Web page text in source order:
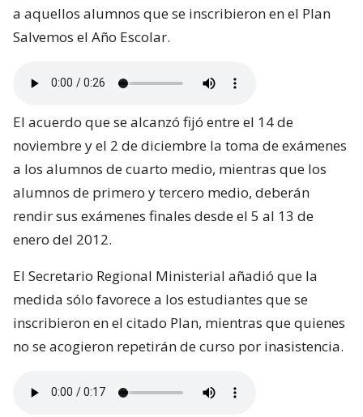
a aquellos alumnos que se inscribieron en el Plan
Salvemos el Año Escolar.
El acuerdo que se alcanzó fijó entre el 14 de
noviembre y el 2 de diciembre la toma de exámenes
a los alumnos de cuarto medio, mientras que los
alumnos de primero y tercero medio, deberán
rendir sus exámenes finales desde el 5 al 13 de
enero del 2012.
El Secretario Regional Ministerial añadió que la
medida sólo favorece a los estudiantes que se
inscribieron en el citado Plan, mientras que quienes
no se acogieron repetirán de curso por inasistencia.